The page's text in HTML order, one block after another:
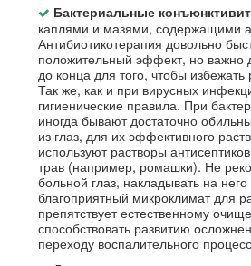
Бактериальные
каплями и мазями, содержащими
Антибиотикотерапия довольно
положительный эффект, но важно
до конца для того, чтобы
Так же, как и при вирусных
гигиенические правила. При
иногда бывают достаточно
из глаз, для их эффективного
используют растворы
трав (например, ромашки). Не
больной глаз, накладывать на
благоприятный микроклимат для
препятствует естественному
способствовать развитию
переходу воспалительного